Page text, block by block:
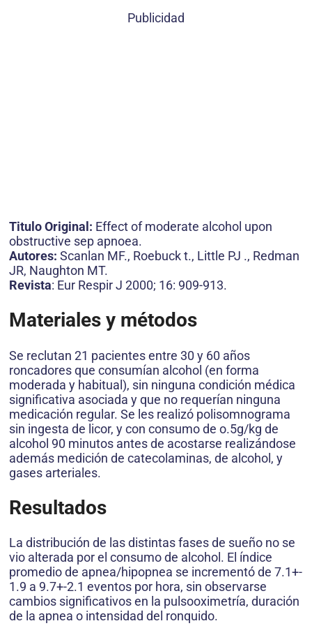
Publicidad
Titulo Original: Effect of moderate alcohol upon
obstructive sep apnoea.
Autores: Scanlan MF., Roebuck t., Little PJ ., Redman
JR, Naughton MT.
Revista: Eur Respir J 2000; 16: 909-913.
Materiales y métodos
Se reclutan 21 pacientes entre 30 y 60 años
roncadores que consumían alcohol (en forma
moderada y habitual), sin ninguna condición médica
significativa asociada y que no requerían ninguna
medicación regular. Se les realizó polisomnograma
sin ingesta de licor, y con consumo de o.5g/kg de
alcohol 90 minutos antes de acostarse realizándose
además medición de catecolaminas, de alcohol, y
gases arteriales.
Resultados
La distribución de las distintas fases de sueño no se
vio alterada por el consumo de alcohol. El índice
promedio de apnea/hipopnea se incrementó de 7.1+-
1.9 a 9.7+-2.1 eventos por hora, sin observarse
cambios significativos en la pulsooximetría, duración
de la apnea o intensidad del ronquido.